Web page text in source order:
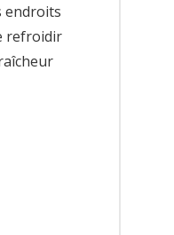
endroits
refroidir